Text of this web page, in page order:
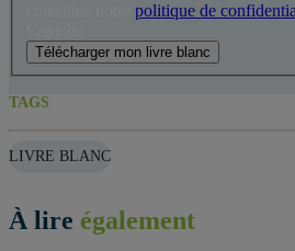
politique de
Télécharger mon livre blanc
TAGS
LIVRE BLANC
À lire également